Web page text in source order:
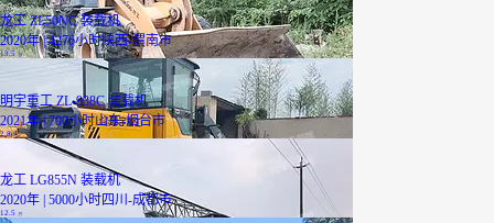
龙工 ZL50NC 装载机
2020年 | 4276小时陕西-渭南市
13.5万
明宇重工 ZL-938C 装载机
2021年 | 700小时山东-烟台市
2.8万
龙工 LG855N 装载机
2020年 | 5000小时四川-成都市
12.5 万